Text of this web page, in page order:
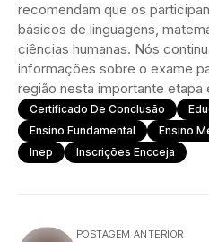
recomendam que os
básicos de linguagens,
ciências humanas. Nós
informações sobre o exame
região nesta importante etapa
Certificado De Conclusão
Ensino Fundamental
Ensino
Inep
Inscrições Encceja
POSTAGEM ANTERIOR